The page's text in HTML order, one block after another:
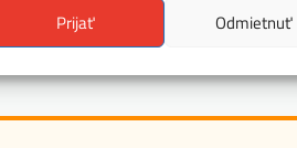
Prijať Odmietnuť